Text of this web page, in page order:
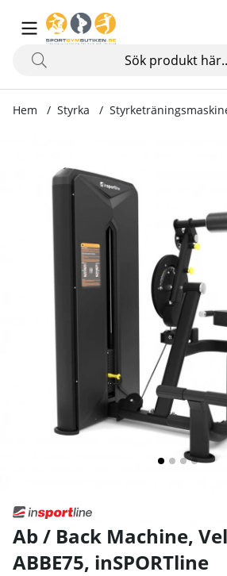
Hem Styrka
Ab / Back Machine,
ABBE75, inSPORTline